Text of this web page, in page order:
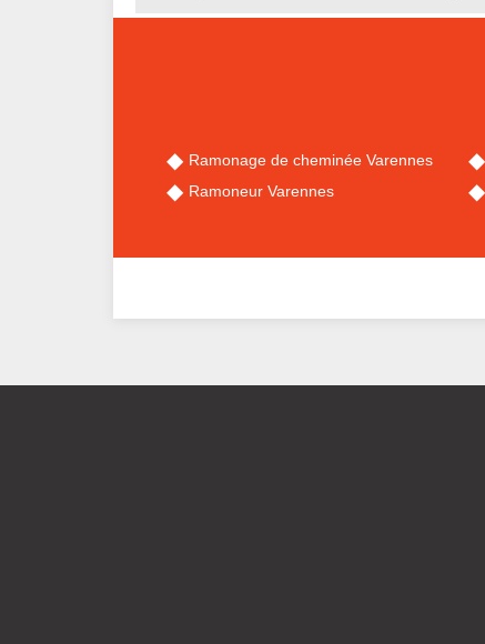
Ramonage de cheminée Varennes
Ramoneur Varennes